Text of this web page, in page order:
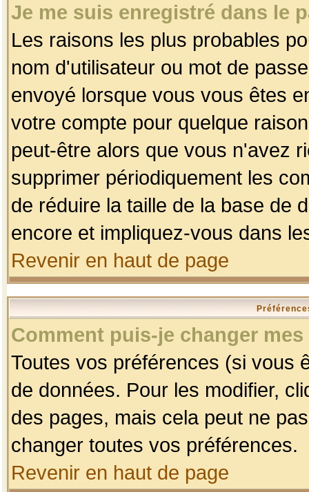
Je me suis enregistré dans le
Les raisons les plus probables
nom d'utilisateur ou mot de
envoyé lorsque vous vous êtes
votre compte pour quelque
peut-être alors que vous n'avez
supprimer périodiquement les
de réduire la taille de la base de
encore et impliquez-vous dans
Revenir en haut de page
Comment puis-je changer
Toutes vos préférences (si vous
de données. Pour les modifier,
des pages, mais cela peut ne
changer toutes vos préférences.
Revenir en haut de page